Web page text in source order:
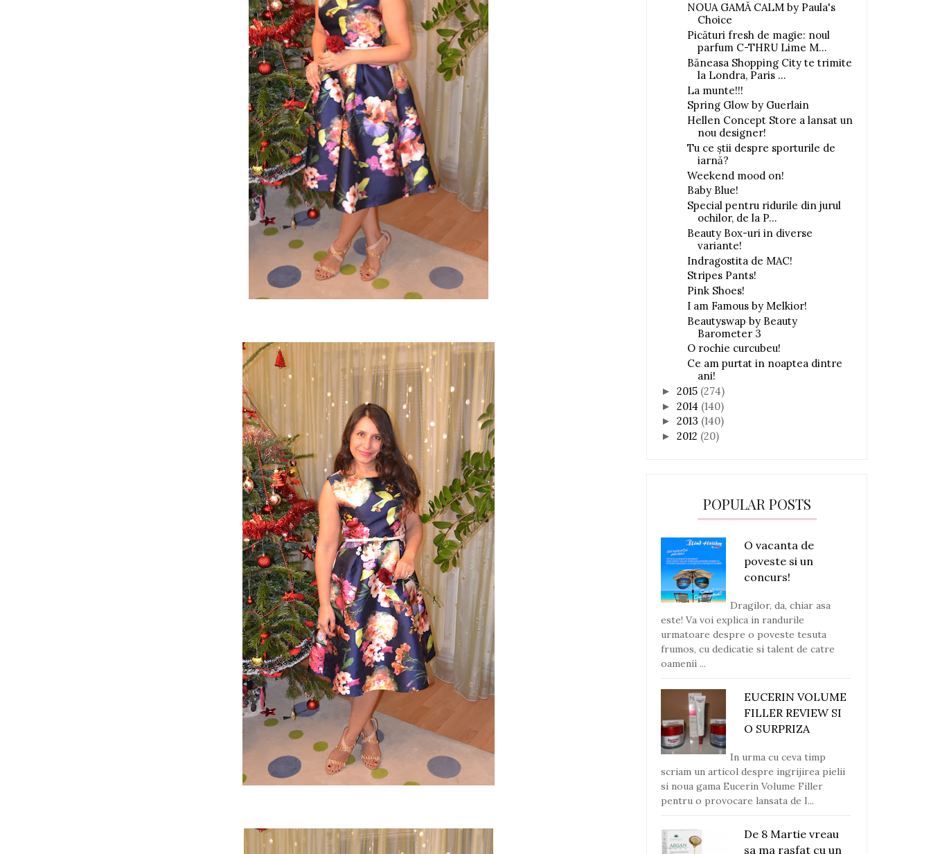
NOUA GAMĂ CALM by Paula's
Choice
Picături fresh de magie: noul
parfum C-THRU Lime M...
Băneasa Shopping City te trimite
la Londra, Paris ...
La munte!!!
Spring Glow by Guerlain
Hellen Concept Store a lansat un
nou designer!
Tu ce ştii despre sporturile de
iarnă?
Weekend mood on!
Baby Blue!
Special pentru ridurile din jurul
ochilor, de la P...
Beauty Box-uri in diverse
variante!
Indragostita de MAC!
Stripes Pants!
Pink Shoes!
I am Famous by Melkior!
Beautyswap by Beauty
Barometer 3
O rochie curcubeu!
Ce am purtat in noaptea dintre
ani!
► 2015 (274)
► 2014 (140)
► 2013 (140)
► 2012 (20)
POPULAR POSTS
O vacanta de
poveste si un
concurs!
Dragilor, da, chiar asa
este! Va voi explica in randurile
urmatoare despre o poveste tesuta
frumos, cu dedicatie si talent de catre
oamenii ...
EUCERIN VOLUME
FILLER REVIEW SI
O SURPRIZA
In urma cu ceva timp
scriam un articol despre ingrijirea pielii
si noua gama Eucerin Volume Filler
pentru o provocare lansata de I...
De 8 Martie vreau
sa ma rasfat cu un